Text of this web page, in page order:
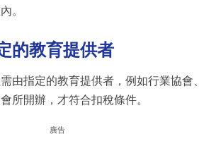
。
的教育提供者
由指定的教育提供者，例如行業協會、
所開辦，才符合扣稅條件。
廣告